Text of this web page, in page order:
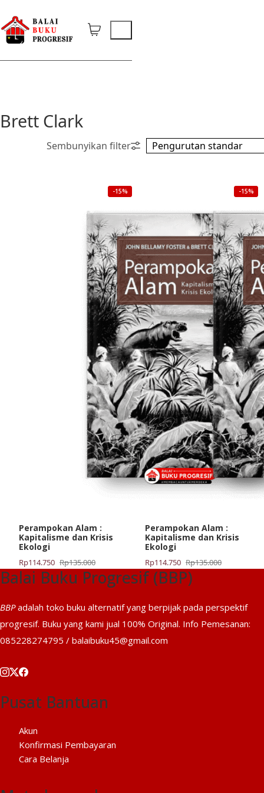
Brett Clark
-15%
Perampokan Alam :
Kapitalisme dan Krisis
Ekologi
Rp135.000
Harga
aslinya
adalah:
Rp114.750
Harga
saat
ini
Rp114.750.
-15%
Perampokan Alam :
Kapitalisme dan Krisis
Ekologi
Rp135.000
Harga
aslinya
adalah:
Rp114.750
Harga
saat
ini
Rp114.750.
Balai Buku Progresif (BBP)
BBPadalah toko buku alternatif yang berpijak pada perspektif
progresif. Buku yang kami jual 100% Original. Info Pemesanan:
085228274795 / balaibuku45@gmail.com
Pusat Bantuan
Akun
Konfirmasi Pembayaran
Cara Belanja